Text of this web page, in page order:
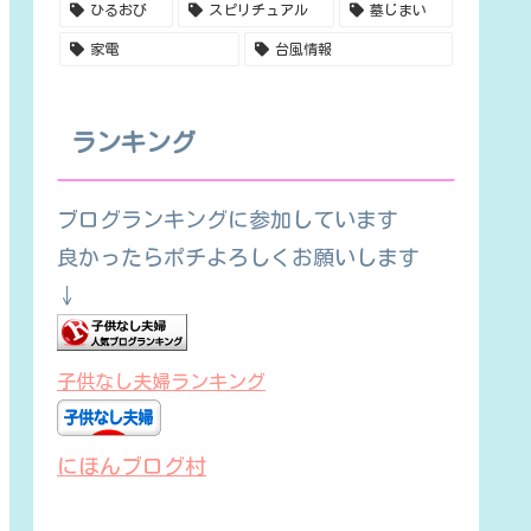
ひるおび スピリチュアル 墓じまい
家電 台風情報
ランキング
ブログランキングに参加しています
良かったらポチよろしくお願いします
↓
子供なし夫婦ランキング
にほんブログ村